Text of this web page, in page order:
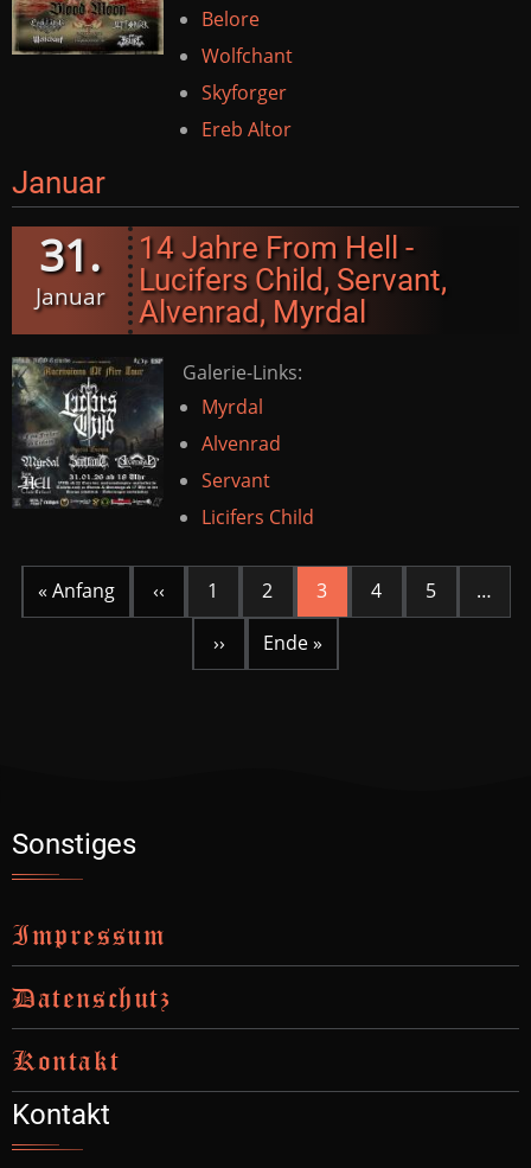
Belore
Wolfchant
Skyforger
Ereb Altor
Januar
31.
Januar
14 Jahre From Hell -
Lucifers Child, Servant,
Alvenrad, Myrdal
Galerie-Links:
Myrdal
Alvenrad
Servant
Licifers Child
Seitennummerierung
Erste
« Anfang
Vorherige
‹‹ 1 2
Aktuelle
3 4 5 …
Nächste
››
Letzte
Ende »
Sonstiges
Impressum
Datenschutz
Kontakt
Kontakt